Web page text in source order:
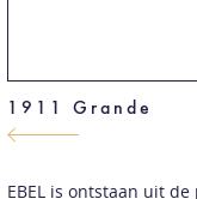
1911 Grande
EBEL is ontstaan uit